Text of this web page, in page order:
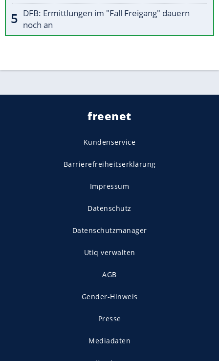
DFB: Ermittlungen im "Fall Freigang" dauern
noch an
freenet
Kundenservice
Barrierefreiheitserklärung
Impressum
Datenschutz
Datenschutzmanager
Utiq verwalten
AGB
Gender-Hinweis
Presse
Mediadaten